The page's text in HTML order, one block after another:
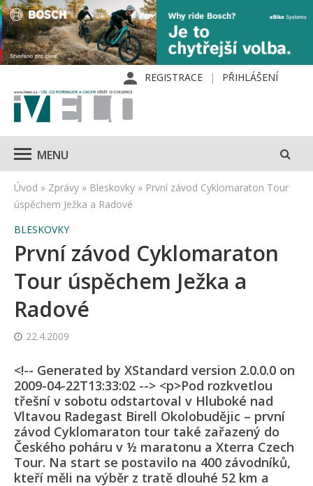
REGISTRACE PŘIHLÁŠENÍ
MENU
Úvod » Zprávy » Bleskovky » První závod Cyklomaraton Tour
úspěchem Ježka a Radové
BLESKOVKY
První závod Cyklomaraton
Tour úspěchem Ježka a
Radové
22.4.2009
<!-- Generated by XStandard version 2.0.0.0 on
2009-04-22T13:33:02 --> <p>Pod rozkvetlou
třešní v sobotu odstartoval v Hluboké nad
Vltavou Radegast Birell Okolobudějic – první
závod Cyklomaraton tour také zařazený do
Českého poháru v ½ maratonu a Xterra Czech
Tour. Na start se postavilo na 400 závodníků,
kteří měli na výběr z tratě dlouhé 52 km a